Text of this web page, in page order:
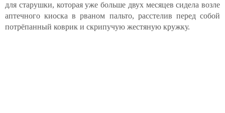
для старушки, которая уже больше двух месяцев сидела возле
аптечного киоска в рваном пальто, расстелив перед собой
потрёпанный коврик и скрипучую жестяную кружку.